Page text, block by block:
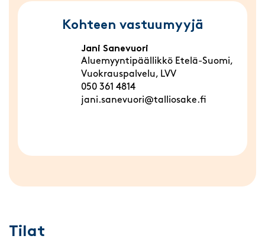
Kohteen vastuumyyjä
Jani Sanevuori
Aluemyyntipäällikkö Etelä-Suomi,
Vuokrauspalvelu, LVV
050 361 4814
jani.sanevuori@talliosake.fi
Tilat